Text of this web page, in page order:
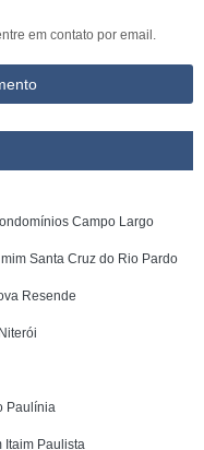
em contato por email.
Campo Largo
Santa Cruz do Rio Pardo
Resende
Paulínia
Itaim Paulista